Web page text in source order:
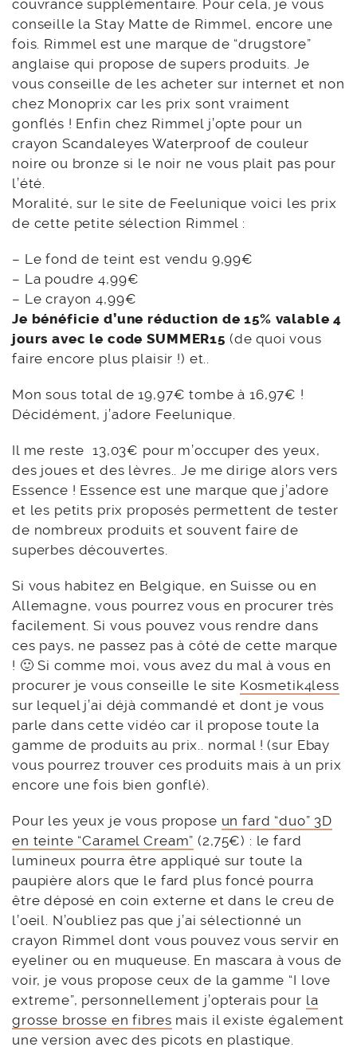
couvrance supplémentaire. Pour cela, je vous
conseille la Stay Matte de Rimmel, encore une
fois. Rimmel est une marque de “drugstore”
anglaise qui propose de supers produits. Je
vous conseille de les acheter sur internet et non
chez Monoprix car les prix sont vraiment
gonflés ! Enfin chez Rimmel j’opte pour un
crayon Scandaleyes Waterproof de couleur
noire ou bronze si le noir ne vous plait pas pour
l’été.
Moralité, sur le site de Feelunique voici les prix
de cette petite sélection Rimmel :
– Le fond de teint est vendu 9,99€
– La poudre 4,99€
– Le crayon 4,99€
Je bénéficie d’une réduction de 15% valable 4
jours avec le code SUMMER15 (de quoi vous
faire encore plus plaisir !) et..
Mon sous total de 19,97€ tombe à 16,97€ !
Décidément, j’adore Feelunique.
Il me reste 13,03€ pour m’occuper des yeux,
des joues et des lèvres.. Je me dirige alors vers
Essence ! Essence est une marque que j’adore
et les petits prix proposés permettent de tester
de nombreux produits et souvent faire de
superbes découvertes.
Si vous habitez en Belgique, en Suisse ou en
Allemagne, vous pourrez vous en procurer très
facilement. Si vous pouvez vous rendre dans
ces pays, ne passez pas à côté de cette marque
! 🙂 Si comme moi, vous avez du mal à vous en
procurer je vous conseille le site Kosmetik4less
sur lequel j’ai déjà commandé et dont je vous
parle dans cette vidéo car il propose toute la
gamme de produits au prix.. normal ! (sur Ebay
vous pourrez trouver ces produits mais à un prix
encore une fois bien gonflé).
Pour les yeux je vous propose un fard “duo” 3D
en teinte “Caramel Cream” (2,75€) : le fard
lumineux pourra être appliqué sur toute la
paupière alors que le fard plus foncé pourra
être déposé en coin externe et dans le creu de
l’oeil. N’oubliez pas que j’ai sélectionné un
crayon Rimmel dont vous pouvez vous servir en
eyeliner ou en muqueuse. En mascara à vous de
voir, je vous propose ceux de la gamme “I love
extreme”, personnellement j’opterais pour la
grosse brosse en fibres mais il existe également
une version avec des picots en plastique.